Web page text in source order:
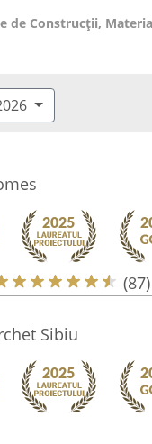
de Construcții,
(87)
Sibiu